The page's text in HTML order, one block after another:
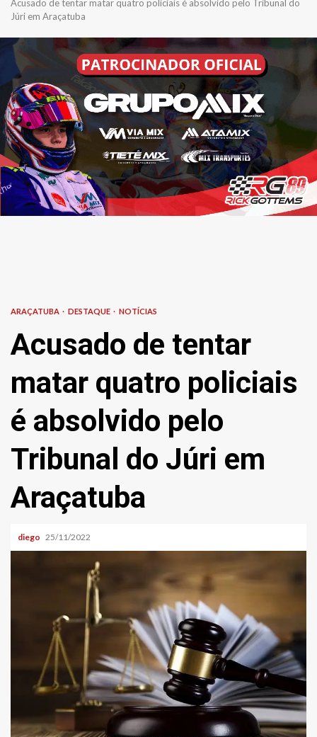
Acusado de tentar matar quatro policiais é absolvido pelo Tribunal do
Júri em Araçatuba
ARAÇATUBA DESTAQUE NOTÍCIAS
Acusado de tentar
matar quatro policiais
é absolvido pelo
Tribunal do Júri em
Araçatuba
diego 25/11/2022